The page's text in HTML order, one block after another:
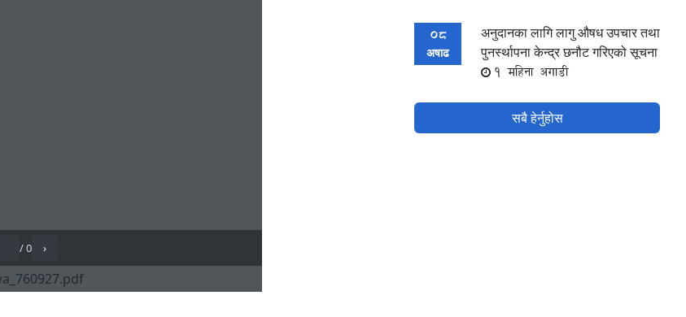
08
अषाढ
अनुदानका लागि लागु औषध उपचार तथा
पुनर्स्थापना केन्द्र छनौट गरिएको सूचना
1 महिना अगाडी
सबै हेर्नुहोस